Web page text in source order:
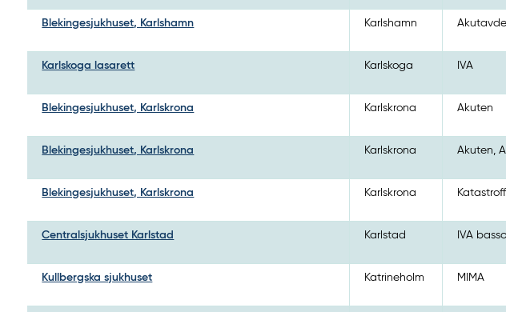
Blekingesjukhuset, Karlshamn Karlshamn
Karlskoga lasarett Karlskoga IVA
Blekingesjukhuset, Karlskrona Karlskrona Akuten
Blekingesjukhuset, Karlskrona Karlskrona Akuten,
Blekingesjukhuset, Karlskrona Karlskrona
Centralsjukhuset Karlstad Karlstad IVA
Kullbergska sjukhuset Katrineholm MIMA